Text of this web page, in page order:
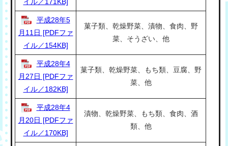
平成28年5
月11日 [PDFファ
イル／154KB]
菓子類、乾燥野菜、漬物、食肉、野
菜、そうざい、他
平成28年4
月27日 [PDFファ
イル／182KB]
菓子類、乾燥野菜、もち類、豆腐、野
菜、他
平成28年4
月20日 [PDFファ
イル／170KB]
漬物、乾燥野菜、もち類、食肉、酒
類、他